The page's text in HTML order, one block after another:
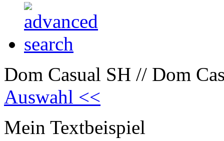
Dom Casual SH // Dom
Auswahl <<
Mein Textbeispiel